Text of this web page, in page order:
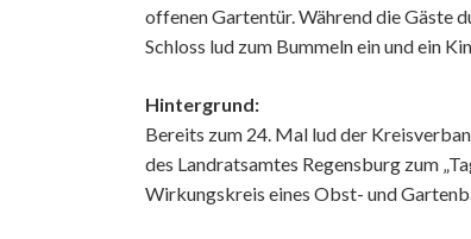
offenen Gartentür. Während die Gäste
Schloss lud zum Bummeln ein und ein
Hintergrund:
Bereits zum 24. Mal lud der
des Landratsamtes Regensburg zum
Wirkungskreis eines Obst- und